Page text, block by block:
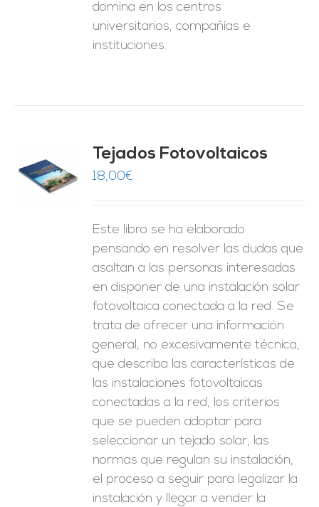
domina en los centros
universitarios, compañías e
instituciones.
Tejados Fotovoltaicos
18,00€
Este libro se ha elaborado
pensando en resolver las dudas que
asaltan a las personas interesadas
en disponer de una instalación solar
fotovoltaica conectada a la red. Se
trata de ofrecer una información
general, no excesivamente técnica,
que describa las características de
las instalaciones fotovoltaicas
conectadas a la red, los criterios
que se pueden adoptar para
seleccionar un tejado solar, las
normas que regulan su instalación,
el proceso a seguir para legalizar la
instalación y llegar a vender la